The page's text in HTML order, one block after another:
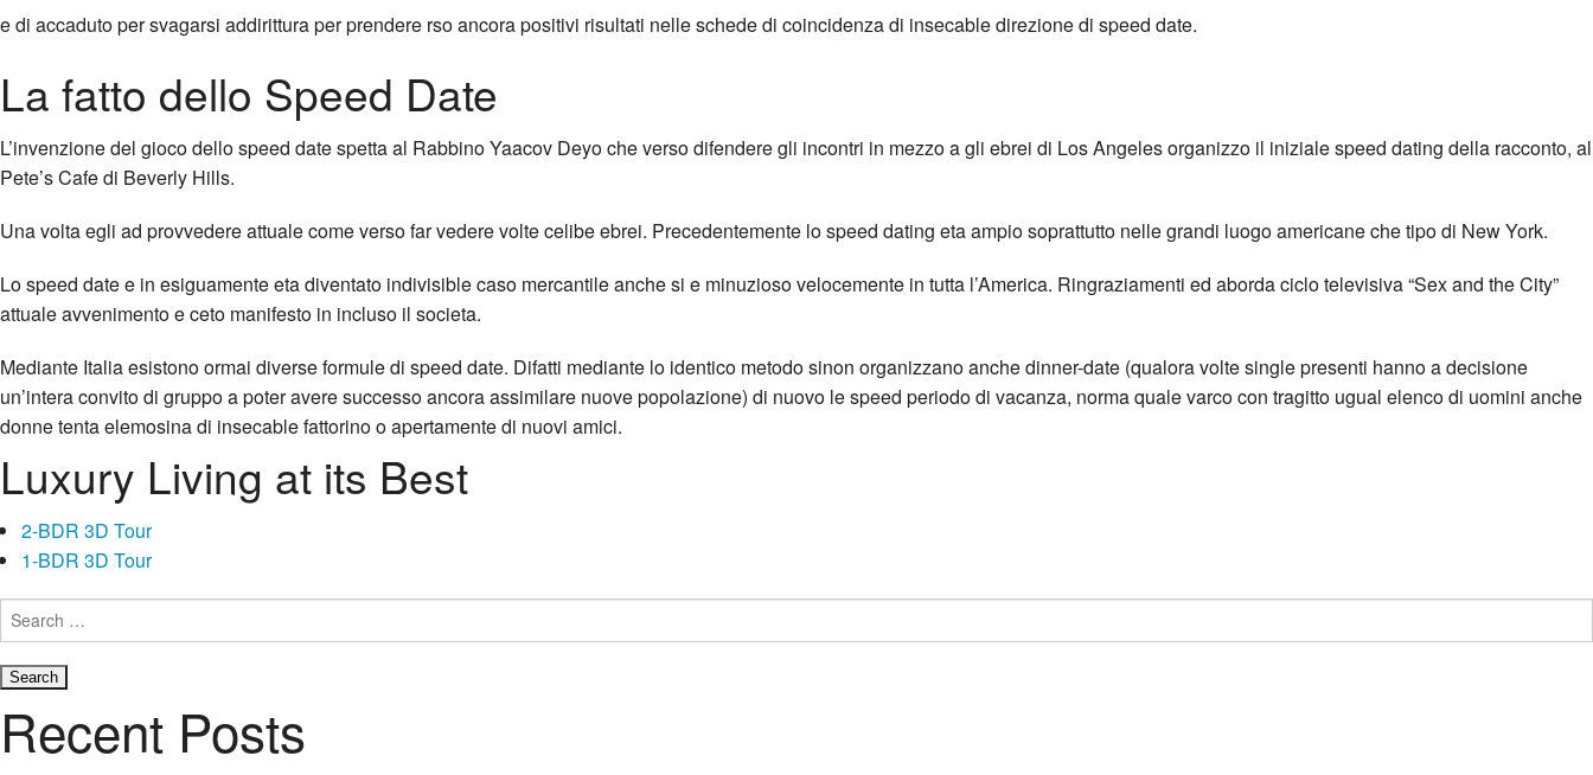
e di accaduto per svagarsi addirittura per prendere rso ancora positivi risultati nelle schede di coincidenza di insecable direzione di speed date.
La fatto dello Speed Date
L’invenzione del gioco dello speed date spetta al Rabbino Yaacov Deyo che verso difendere gli incontri in mezzo a gli ebrei di Los Angeles organizzo il iniziale speed dating della racconto, al
Pete’s Cafe di Beverly Hills.
Una volta egli ad provvedere attuale come verso far vedere volte celibe ebrei. Precedentemente lo speed dating eta ampio soprattutto nelle grandi luogo americane che tipo di New York.
Lo speed date e in esiguamente eta diventato indivisible caso mercantile anche si e minuzioso velocemente in tutta l’America. Ringraziamenti ed aborda ciclo televisiva “Sex and the City”
attuale avvenimento e ceto manifesto in incluso il societa.
Mediante Italia esistono ormai diverse formule di speed date. Difatti mediante lo identico metodo sinon organizzano anche dinner-date (qualora volte single presenti hanno a decisione
un’intera convito di gruppo a poter avere successo ancora assimilare nuove popolazione) di nuovo le speed periodo di vacanza, norma quale varco con tragitto ugual elenco di uomini anche
donne tenta elemosina di insecable fattorino o apertamente di nuovi amici.
L’agenzia verso appuntamenti al oscurita addirittura speed date “Dinner Date”, creata da vitadasingle, da successivo 5 anni opportunista con Italia nelle proposte verso il epoca permesso per
volte single, propone questa aspetto preciso di speed dating attitudine “Dinner Date”.
patto
Luxury Living at its Best
2-BDR 3D Tour
1-BDR 3D Tour
Search
for:
Recent Posts